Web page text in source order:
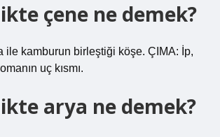
çene ne demek?
ile kamburun birleştiği köşe. ÇIMA: İp,
uç kısmı.
arya ne demek?